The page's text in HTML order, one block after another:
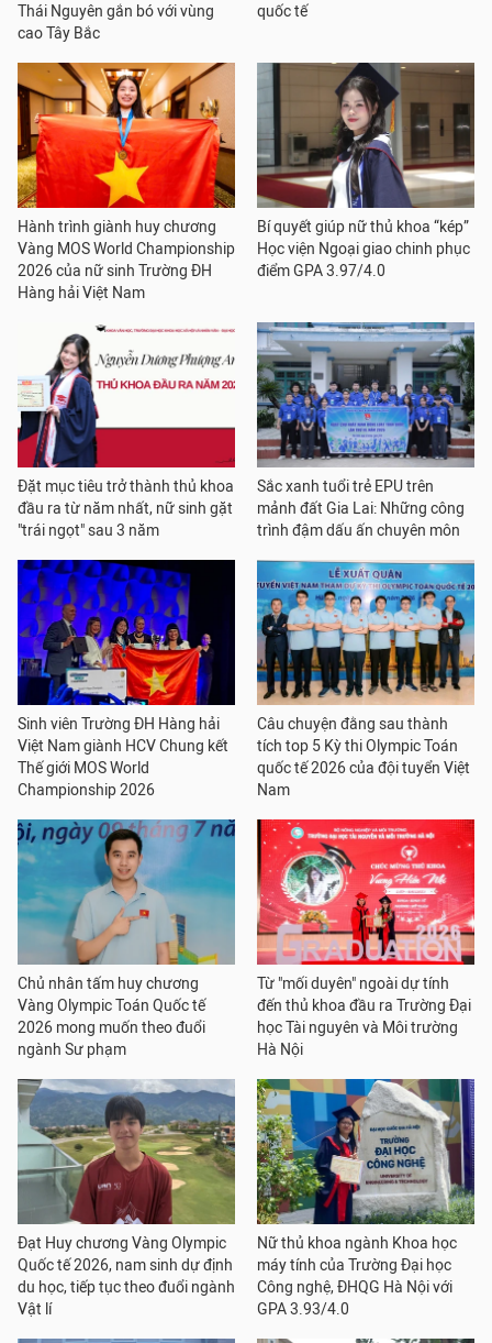
Thái Nguyên gắn bó với vùng
cao Tây Bắc
quốc tế
Hành trình giành huy chương
Vàng MOS World Championship
2026 của nữ sinh Trường ĐH
Hàng hải Việt Nam
Bí quyết giúp nữ thủ khoa “kép”
Học viện Ngoại giao chinh phục
điểm GPA 3.97/4.0
Đặt mục tiêu trở thành thủ khoa
đầu ra từ năm nhất, nữ sinh gặt
"trái ngọt" sau 3 năm
Sắc xanh tuổi trẻ EPU trên
mảnh đất Gia Lai: Những công
trình đậm dấu ấn chuyên môn
Sinh viên Trường ĐH Hàng hải
Việt Nam giành HCV Chung kết
Thế giới MOS World
Championship 2026
Câu chuyện đằng sau thành
tích top 5 Kỳ thi Olympic Toán
quốc tế 2026 của đội tuyển Việt
Nam
Chủ nhân tấm huy chương
Vàng Olympic Toán Quốc tế
2026 mong muốn theo đuổi
ngành Sư phạm
Từ "mối duyên" ngoài dự tính
đến thủ khoa đầu ra Trường Đại
học Tài nguyên và Môi trường
Hà Nội
Đạt Huy chương Vàng Olympic
Quốc tế 2026, nam sinh dự định
du học, tiếp tục theo đuổi ngành
Vật lí
Nữ thủ khoa ngành Khoa học
máy tính của Trường Đại học
Công nghệ, ĐHQG Hà Nội với
GPA 3.93/4.0